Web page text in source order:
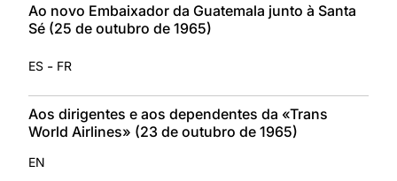
Ao novo Embaixador da Guatemala junto à Santa
Sé (25 de outubro de 1965)
ES - FR
Aos dirigentes e aos dependentes da «Trans
World Airlines» (23 de outubro de 1965)
EN